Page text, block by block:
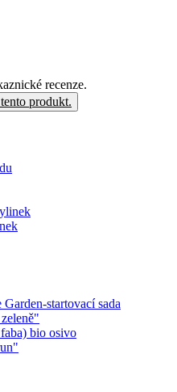
recenze.
produkt.
startovací sada
bio osivo